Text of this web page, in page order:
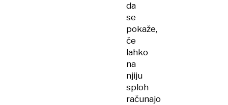
da
se
pokaže,
če
lahko
na
njiju
sploh
računajo